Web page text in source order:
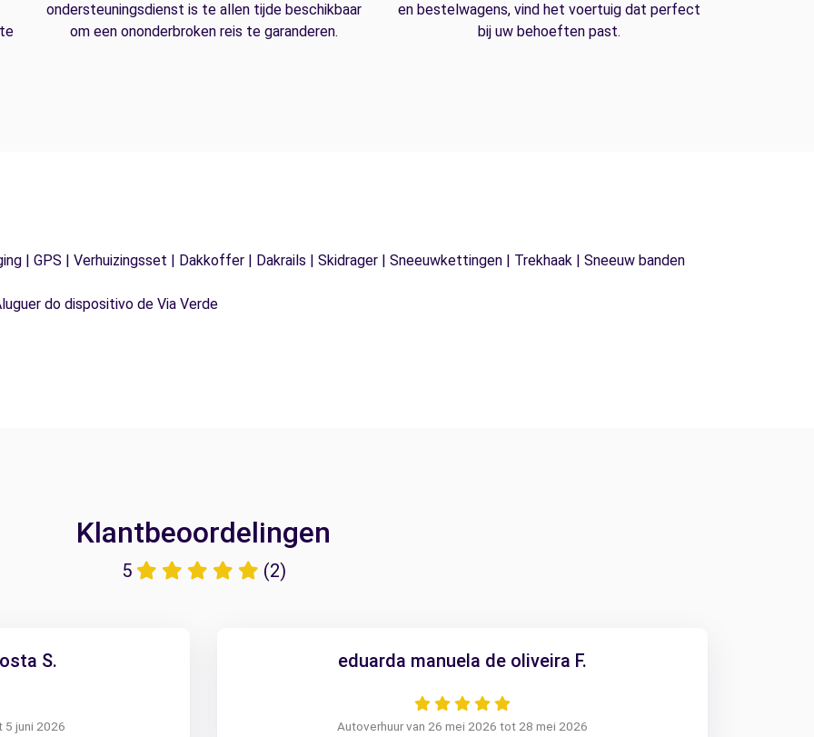
ondersteuningsdienst is te allen tijde beschikbaar
om een ononderbroken reis te garanderen.
en bestelwagens, vind het voertuig dat perfect
bij uw behoeften past.
| GPS | Verhuizingsset | Dakkoffer | Dakrails | Skidrager | Sneeuwkettingen | Trekhaak | Sneeuw banden
do dispositivo de Via Verde
Klantbeoordelingen
5 (2)
S.
5 juni 2026
eduarda manuela de oliveira F.
Autoverhuur van 26 mei 2026 tot 28 mei 2026